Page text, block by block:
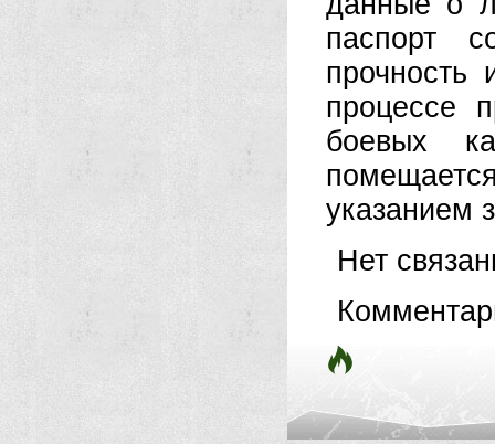
паспорт
процессе
боевых
указанием
Нет